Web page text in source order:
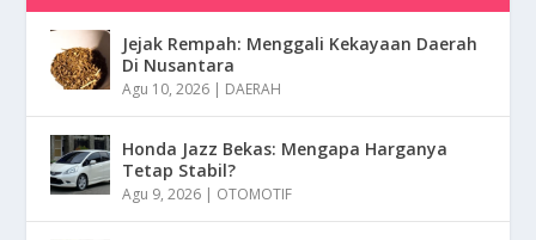
Jejak Rempah: Menggali Kekayaan Daerah
Di Nusantara
Agu 10, 2026 | DAERAH
Honda Jazz Bekas: Mengapa Harganya
Tetap Stabil?
Agu 9, 2026 | OTOMOTIF